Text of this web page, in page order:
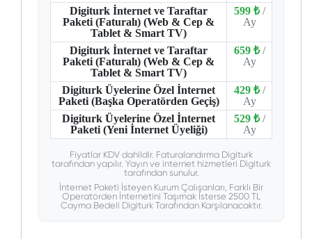
Digiturk İnternet ve Taraftar
Paketi (Faturalı) (Web & Cep &
Tablet & Smart TV)
599 ₺ /
Ay
Digiturk İnternet ve Taraftar
Paketi (Faturalı) (Web & Cep &
Tablet & Smart TV)
659 ₺ /
Ay
Digiturk Üyelerine Özel İnternet
Paketi (Başka Operatörden Geçiş)
429 ₺ /
Ay
Digiturk Üyelerine Özel İnternet
Paketi (Yeni İnternet Üyeliği)
529 ₺ /
Ay
Fiyatlar KDV dahildir. Faturalandırma Digiturk
tarafından yapılır. Yayın ve internet hizmetleri Digiturk
tarafından sunulur.
İnternet Paketi İsteyen Kurum Çalışanları, Farklı Bir
Operatörden İnternetini Taşımak İsterse 2500 TL
Cayma Bedeli Digiturk Tarafından Karşılanacaktır.